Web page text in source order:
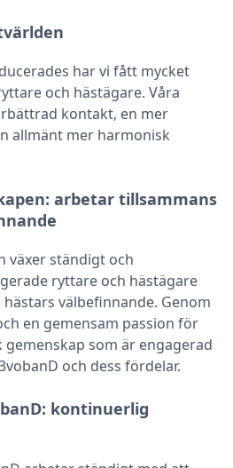
har vi fått mycket
och hästägare. Våra
kontakt, en mer
allmänt mer harmonisk
arbetar tillsammans
växer ständigt och
ryttare och hästägare
välbefinnande. Genom
en gemensam passion för
gemenskap som är engagerad
och dess fördelar.
kontinuerlig